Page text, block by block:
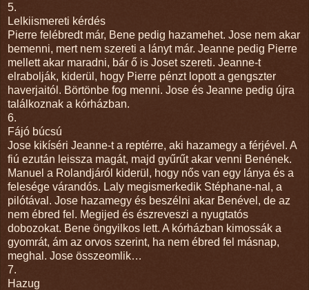
5.
Lelkiismereti kérdés
Pierre felébredt már, Bene pedig hazamehet. Jose nem akar
bemenni, mert nem szereti a lányt már. Jeanne pedig Pierre
mellett akar maradni, bár ő is Joset szereti. Jeanne-t
elrabolják, kiderül, hogy Pierre pénzt lopott a gengszter
haverjaitól. Börtönbe fog menni. Jose és Jeanne pedig újra
találkoznak a kórházban.
6.
Fájó búcsú
Jose kikíséri Jeanne-t a reptérre, aki hazamegy a férjével. A
fiú ezután leissza magát, majd gyűrűt akar venni Benének.
Manuel a Rolandjáról kiderül, hogy nős van egy lánya és a
felesége várandós. Laly megismerkedik Stéphane-nal, a
pilótával. Jose hazamegy és beszélni akar Benével, de az
nem ébred fel. Megijed és észreveszi a nyugtatós
dobozokat. Bene öngyilkos lett. A kórházban kimossák a
gyomrát, ám az orvos szerint, ha nem ébred fel másnap,
meghal. Jose összeomlik…
7.
Hazug